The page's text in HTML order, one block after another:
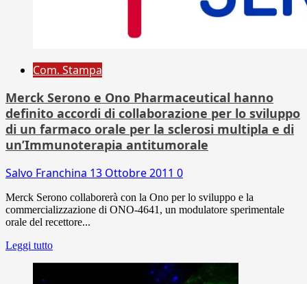
Com. Stampa
Merck Serono e Ono Pharmaceutical hanno
definito accordi di collaborazione per lo sviluppo
di un farmaco orale per la sclerosi multipla e di
un’Immunoterapia antitumorale
Salvo Franchina 13 Ottobre 2011 0
Merck Serono collaborerà con la Ono per lo sviluppo e la
commercializzazione di ONO-4641, un modulatore sperimentale
orale del recettore...
Leggi tutto